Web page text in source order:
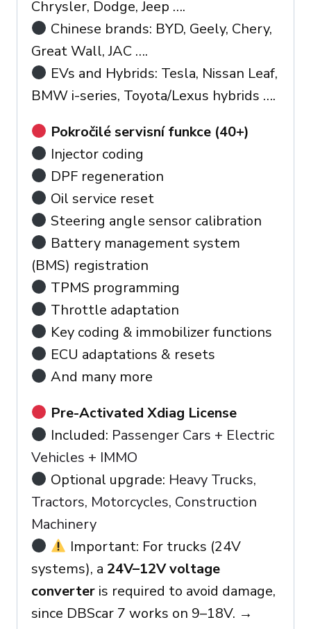
Chrysler, Dodge, Jeep ….
Chinese brands: BYD, Geely, Chery,
Great Wall, JAC ….
EVs and Hybrids: Tesla, Nissan Leaf,
BMW i-series, Toyota/Lexus hybrids ….
Pokročilé servisní funkce (40+)
Injector coding
DPF regeneration
Oil service reset
Steering angle sensor calibration
Battery management system
(BMS) registration
TPMS programming
Throttle adaptation
Key coding & immobilizer functions
ECU adaptations & resets
And many more
Pre-Activated Xdiag License
Included: Passenger Cars + Electric
Vehicles + IMMO
Optional upgrade: Heavy Trucks,
Tractors, Motorcycles, Construction
Machinery
Important: For trucks (24V
systems), a 24V–12V voltage
converter is required to avoid damage,
since DBScar 7 works on 9–18V. →